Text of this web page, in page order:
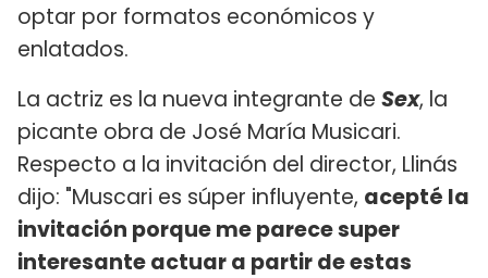
optar por formatos económicos y
enlatados.
La actriz es la nueva integrante de Sex, la
picante obra de José María Musicari.
Respecto a la invitación del director, Llinás
dijo: "Muscari es súper influyente, acepté la
invitación porque me parece super
interesante actuar a partir de estas